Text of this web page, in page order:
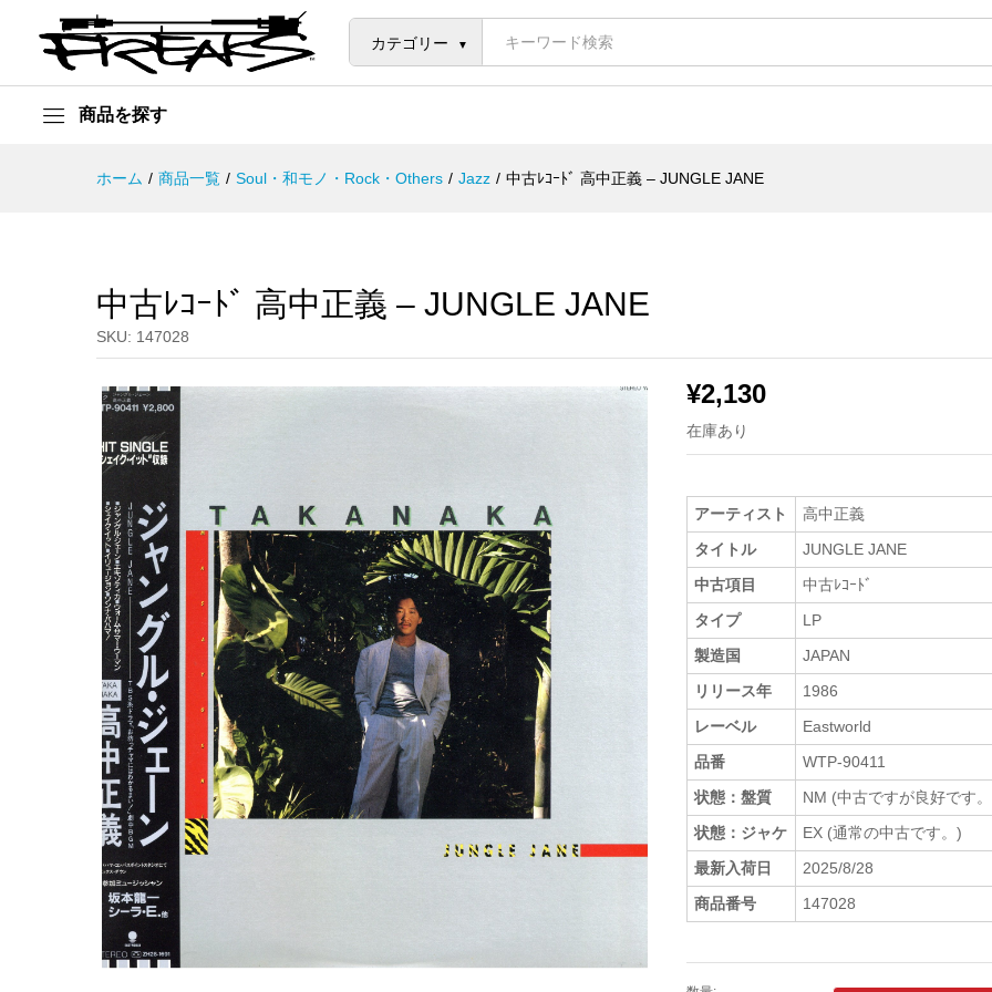
カテゴリー
商品を探す
ホーム / 商品一覧 / Soul・和モノ・Rock・Others / Jazz / 中古ﾚｺｰﾄﾞ 高中正義 – JUNGLE JANE
中古ﾚｺｰﾄﾞ 高中正義 – JUNGLE JANE
SKU: 147028
¥2,130
在庫あり
アーティスト
高中正義
タイトル
JUNGLE JANE
中古項目
中古ﾚｺｰﾄﾞ
タイプ
LP
製造国
JAPAN
リリース年
1986
レーベル
Eastworld
品番
WTP-90411
状態：盤質
NM (中古ですが良好です
状態：ジャケ
EX (通常の中古です。)
最新入荷日
2025/8/28
商品番号
147028
中古ﾚｺｰﾄﾞ 高中正義 - JUNGLE JANE
説明